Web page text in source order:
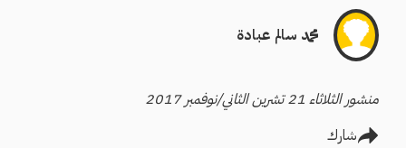
محمد سالم عبادة
منشور الثلاثاء 21 تشرين الثاني/نوفمبر 2017
شارك